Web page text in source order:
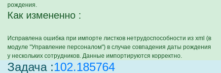
рождения.
Как измененно :
Исправлена ошибка при импорте листков нетрудоспособности из xml (в
модуле "Управление персоналом") в случае совпадения даты рождения
у нескольких сотрудников. Данные импортируются корректно.
Задача :102.185764